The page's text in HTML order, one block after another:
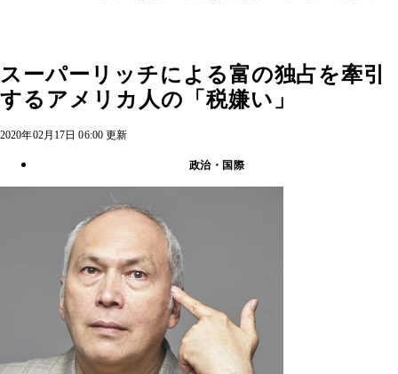
スーパーリッチによる富の独占を牽引
するアメリカ人の「税嫌い」
2020年02月17日 06:00 更新
政治・国際